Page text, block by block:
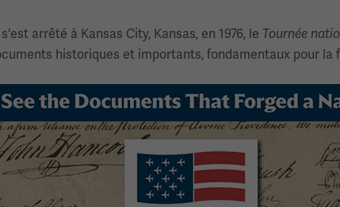
arrêté à Kansas City, Kansas, en 1976, le Tournée
historiques et importants, fondamentaux pour la